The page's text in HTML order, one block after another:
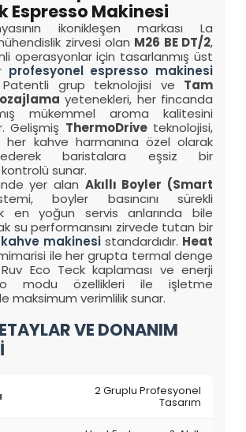
Espresso Makinesi
ikonikleşen markası La
zirvesi olan M26 BE DT/2,
operasyonlar için tasarlanmış üst
profesyonel espresso makinesi
Patentli grup teknolojisi ve Tam
yetenekleri, her fincanda
mükemmel aroma kalitesini
Gelişmiş ThermoDriveteknolojisi,
her kahve harmanına özel olarak
baristalara eşsiz bir
sunar.
yer alan Akıllı Boyler (Smart
boyler basıncını sürekli
en yoğun servis anlarında bile
su performansını zirvede tutan bir
makinesi standardıdır. Heat
ile her grupta termal denge
Ruv Eco Teck kaplaması ve enerji
modu özellikleri ile işletme
maksimum verimlilik sunar.
VE DONANIM
2 Gruplu Profesyonel
Tasarım